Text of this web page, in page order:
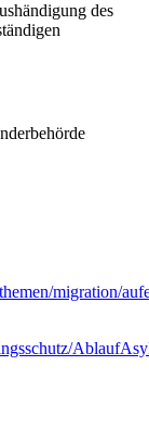
des
migration/